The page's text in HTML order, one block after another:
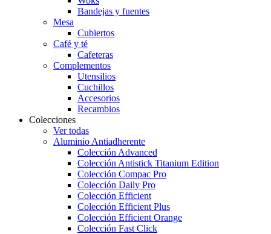
Bandejas y fuentes
Mesa
Cubiertos
Café y té
Cafeteras
Complementos
Utensilios
Cuchillos
Accesorios
Recambios
Colecciones
Ver todas
Aluminio Antiadherente
Colección Advanced
Colección Antistick Titanium Edition
Colección Compac Pro
Colección Daily Pro
Colección Efficient
Colección Efficient Plus
Colección Efficient Orange
Colección Fast Click